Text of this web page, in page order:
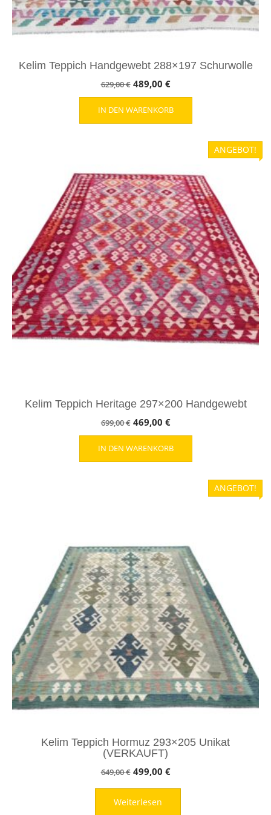
Kelim Teppich Handgewebt 288×197 Schurwolle
629,00€ Ursprünglicher
Preis
war:
489,00 €Aktueller
Preis
ist:
IN DEN WARENKORB
ANGEBOT!
Kelim Teppich Heritage 297×200 Handgewebt
699,00€ Ursprünglicher
Preis
war:
469,00 €Aktueller
Preis
ist:
IN DEN WARENKORB
ANGEBOT!
Kelim Teppich Hormuz 293×205 Unikat
(VERKAUFT)
649,00€ Ursprünglicher
Preis
war:
499,00 €Aktueller
Preis
Weiterlesen